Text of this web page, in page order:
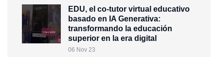
EDU, el co-tutor virtual educativo
basado en IA Generativa:
transformando la educación
superior en la era digital
06 Nov 23